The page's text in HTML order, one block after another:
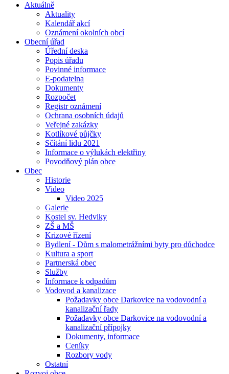
Aktuálně
Aktuality
Kalendář akcí
Oznámení okolních obcí
Obecní úřad
Úřední deska
Popis úřadu
Povinné informace
E-podatelna
Dokumenty
Rozpočet
Registr oznámení
Ochrana osobních údajů
Veřejné zakázky
Kotlíkové půjčky
Sčítání lidu 2021
Informace o výlukách elektřiny
Povodňový plán obce
Obec
Historie
Video
Video 2025
Galerie
Kostel sv. Hedviky
ZŠ a MŠ
Krizové řízení
Bydlení - Dům s malometrážními byty pro důchodce
Kultura a sport
Partnerská obec
Služby
Informace k odpadům
Vodovod a kanalizace
Požadavky obce Darkovice na vodovodní a
kanalizační řady
Požadavky obce Darkovice na vodovodní a
kanalizační přípojky
Dokumenty, informace
Ceníky
Rozbory vody
Ostatní